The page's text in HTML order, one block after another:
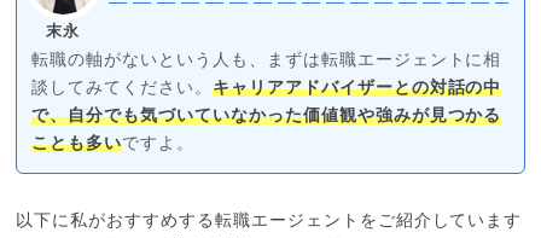
末永
転職の軸がないという人も、まずは転職エージェントに相
談してみてください。キャリアアドバイザーとの対話の中
で、自分でも気づいていなかった価値観や強みが見つかる
ことも多いですよ。
以下に私がおすすめする転職エージェントをご紹介しています